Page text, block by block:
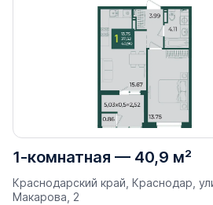
1-комнатная — 40,9 м²
Краснодарский край, Краснодар,
Макарова, 2